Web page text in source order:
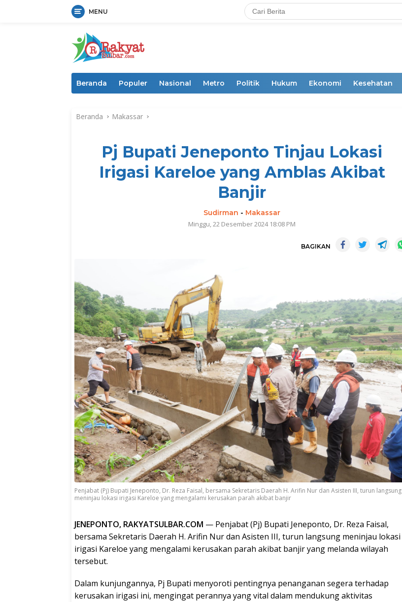
MENU
Beranda Populer Nasional Metro Politik Hukum Ekonomi Kesehatan
Beranda Makassar
Pj Bupati Jeneponto Tinjau Lokasi
Irigasi Kareloe yang Amblas Akibat
Banjir
Sudirman - Makassar
Minggu, 22 Desember 2024 18:08 PM
BAGIKAN
Penjabat (Pj) Bupati Jeneponto, Dr. Reza Faisal, bersama Sekretaris Daerah H. Arifin Nur dan Asisten III, turun langsung
meninjau lokasi irigasi Kareloe yang mengalami kerusakan parah akibat banjir
JENEPONTO, RAKYATSULBAR.COM — Penjabat (Pj) Bupati Jeneponto, Dr. Reza Faisal,
bersama Sekretaris Daerah H. Arifin Nur dan Asisten III, turun langsung meninjau lokasi
irigasi Kareloe yang mengalami kerusakan parah akibat banjir yang melanda wilayah
tersebut.
Dalam kunjungannya, Pj Bupati menyoroti pentingnya penanganan segera terhadap
kerusakan irigasi ini, mengingat perannya yang vital dalam mendukung aktivitas